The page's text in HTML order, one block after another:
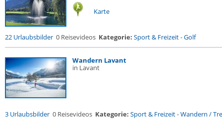
Karte
22 Urlaubsbilder 0 Reisevideos Kategorie: Sport & Freizeit-Golf
Wandern Lavant
in Lavant
3 Urlaubsbilder 0 Reisevideos Kategorie: Sport & Freizeit-Wandern /